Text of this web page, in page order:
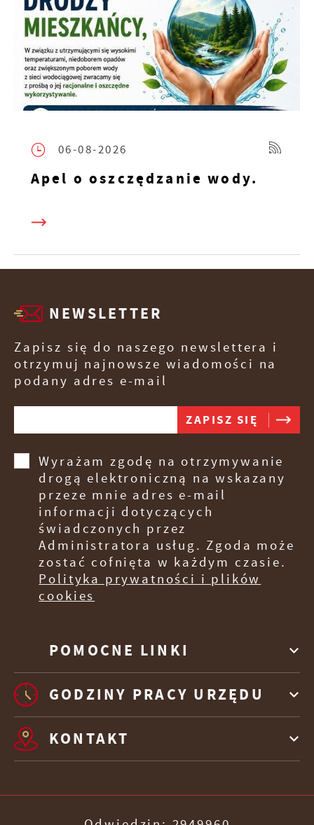
06-08-2026
Apel o oszczędzanie wody.
POMOCNE LINKI
NEWSLETTER
Zapisz się do naszego newslettera i
otrzymuj najnowsze wiadomości na
podany adres e-mail
Wyrażam zgodę na otrzymywanie
drogą elektroniczną na wskazany
przeze mnie adres e-mail
informacji dotyczących
świadczonych przez
Administratora usług. Zgoda może
zostać cofnięta w każdym czasie.
Polityka prywatności i plików
cookies
GODZINY PRACY URZĘDU
KONTAKT